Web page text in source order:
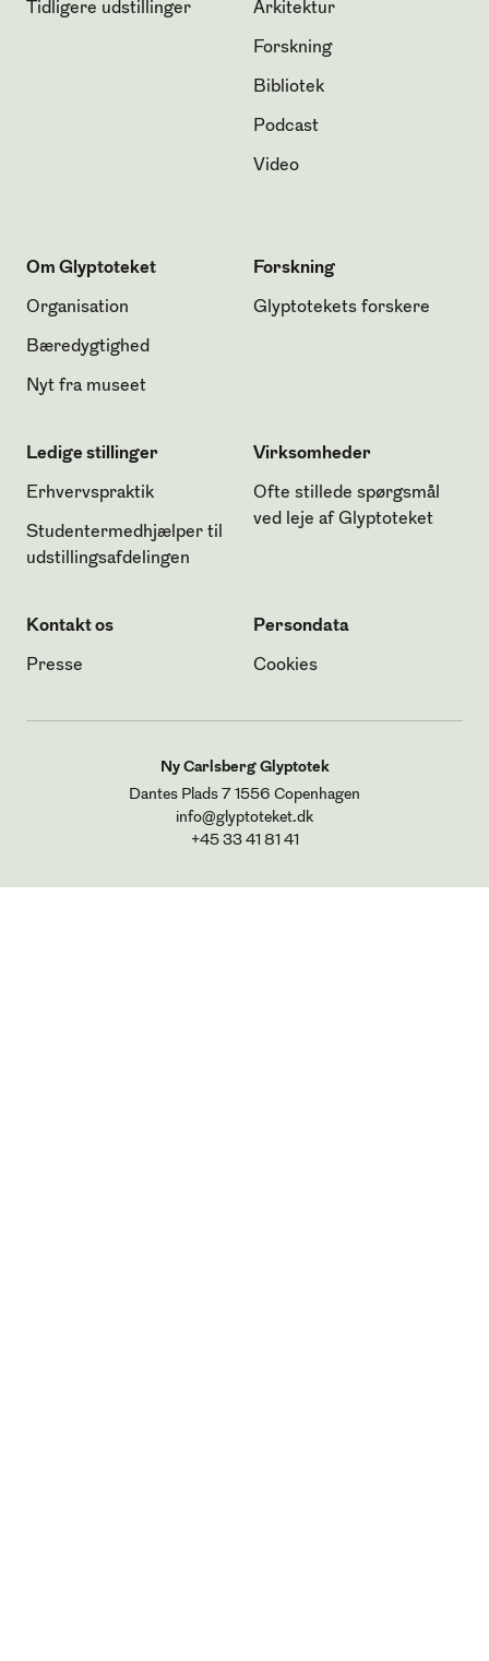
Tidligere udstillinger Arkitektur
Forskning
Bibliotek
Podcast
Video
Om Glyptoteket
Organisation
Bæredygtighed
Nyt fra museet
Forskning
Glyptotekets forskere
Ledige stillinger
Erhvervspraktik
Studentermedhjælper til
udstillingsafdelingen
Virksomheder
Ofte stillede spørgsmål
ved leje af Glyptoteket
Kontakt os
Presse
Persondata
Cookies
Ny Carlsberg Glyptotek
Dantes Plads 7 1556 Copenhagen
info@glyptoteket.dk
+45 33 41 81 41